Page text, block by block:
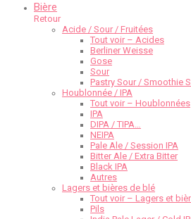
Bière
Retour
Acide / Sour / Fruitées
Tout voir – Acides
Berliner Weisse
Gose
Sour
Pastry Sour / Smoothie
Houblonnée / IPA
Tout voir – Houblonnées
IPA
DIPA / TIPA…
NEIPA
Pale Ale / Session IPA
Bitter Ale / Extra Bitter
Black IPA
Autres
Lagers et bières de blé
Tout voir – Lagers et
Pils